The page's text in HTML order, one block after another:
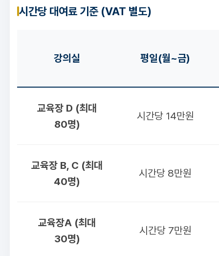
시간당 대여료 기준 (VAT 별도)
강의실 평일(월~금)
교육장 D (최대
80명)
시간당 14만원
교육장 B, C (최대
40명)
시간당 8만원
교육장A (최대
30명)
시간당 7만원